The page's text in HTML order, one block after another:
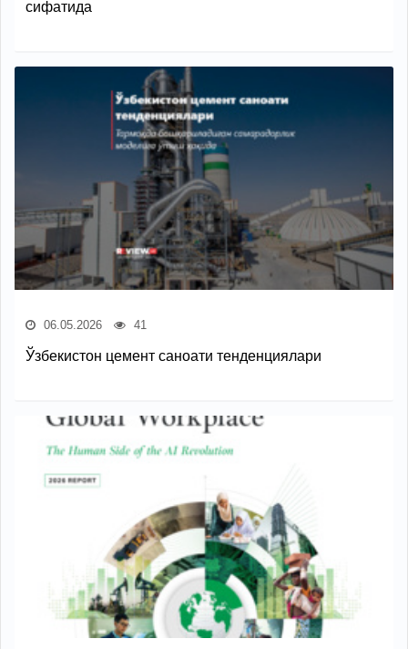
сифатида
06.05.2026 41
Ўзбекистон цемент саноати тенденциялари